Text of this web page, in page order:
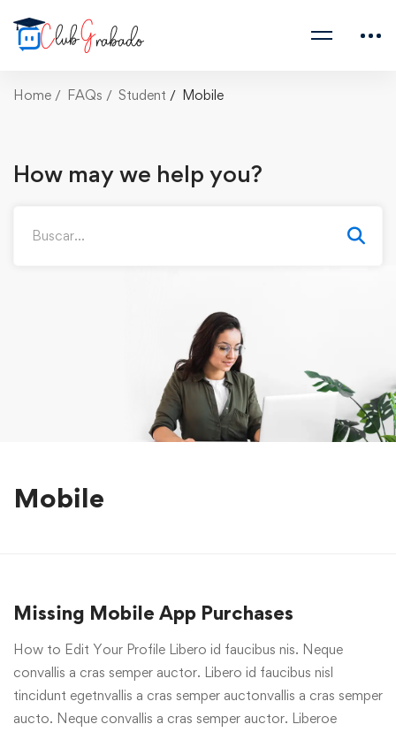
Home FAQs Student Mobile
How may we help you?
Mobile
Missing Mobile App Purchases
How to Edit Your Profile Libero id faucibus nis. Neque
convallis a cras semper auctor. Libero id faucibus nisl
tincidunt egetnvallis a cras semper auctonvallis a cras semper
aucto. Neque convallis a cras semper auctor. Liberoe